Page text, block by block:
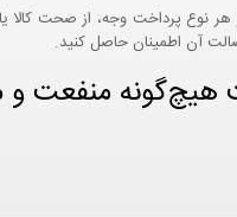
هر نوع پرداخت وجه، از صحت
آن اطمینان حاصل کنید.
هیچ‌گونه منفعت و